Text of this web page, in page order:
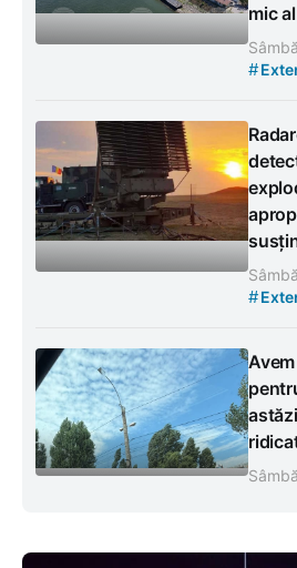
mic
#
#